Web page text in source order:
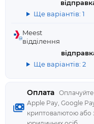
Оплата Оплачуйте
Apple Pay, Google
криптовалютою або
Ще варіантів: 1
Meest
відділення
Ще варіантів: 2